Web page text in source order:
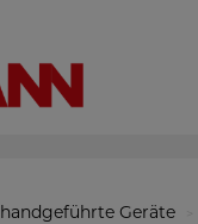
handgeführte Geräte